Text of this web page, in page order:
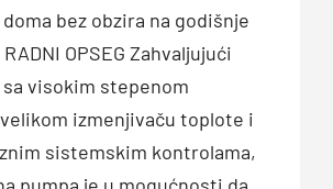
bez obzira na godišnje
OPSEG Zahvaljujući
visokim stepenom
izmenjivaču toplote i
sistemskim kontrolama,